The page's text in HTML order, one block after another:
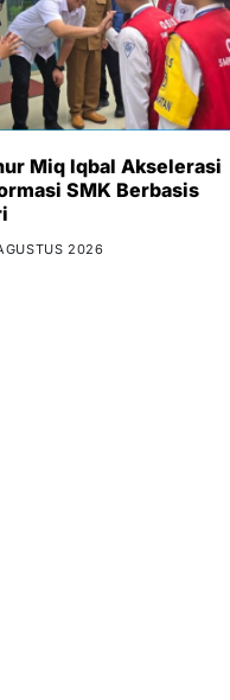
Miq Iqbal Akselerasi
SMK Berbasis
2026